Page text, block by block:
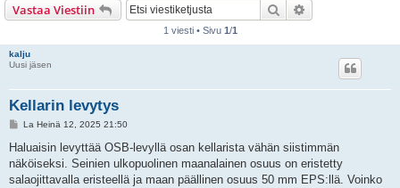
Vastaa Viestiin Etsi
1 viesti • Sivu 1/1
kalju
Uusi jäsen
Kellarin levytys
V
e
t
i
La Heinä 12, 2025 21:50
Haluaisin levyttää OSB-levyllä osan kellarista vähän siistimmän
näköiseksi. Seinien ulkopuolinen maanalainen osuus on eristetty
salaojittavalla eristeellä ja maan päällinen osuus 50 mm EPS:llä. Voinko